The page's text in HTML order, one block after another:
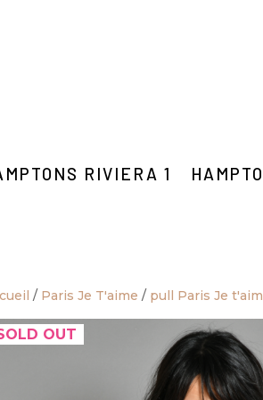
RIVIERA 1
/ Paris Je T'aime / pull Paris Je
OUT